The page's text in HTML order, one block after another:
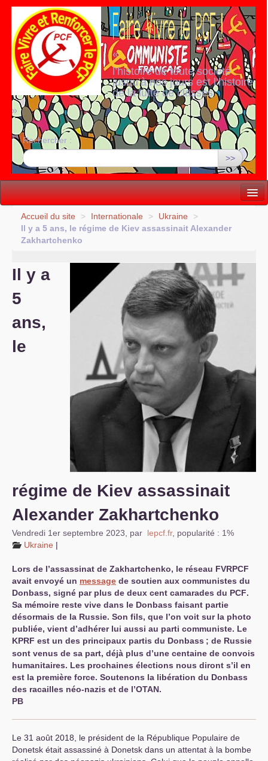
«
l’histoire de toute société
jusqu’à nos jours est l’histoire
de la lutte de classes
»
Rechercher :
>>
Vie politique
Lutter, Unir...
S’organiser
Vie du site
Accueil du site > Internationale > Ukraine
>
Il y a 5 ans, le régime de Kiev assassinait Alexander
Zakhartchenko
Il y a
5
ans,
le
régime de Kiev assassinait
Alexander Zakhartchenko
Vendredi 1er septembre 2023 par lepcf.fr, popularité : 1%
Ukraine |
Lors de l’assassinat de Zakhartchenko, le réseau FVRPCF
avait envoyé un message de soutien aux communistes du
Donbass, signé par plus de deux cent camarades du PCF.
Sa mémoire reste vive dans le Donbass faisant partie
désormais de la Russie. Son fils, que l’on voit sur la photo
publiée, vient d’adhérer lui aussi au parti communiste. Le
KPRF est un des principaux partis du Donbass ; de Russie
sont venus de sa part, déjà plus d’une centaine de convois
humanitaires. Les prochaines élections nous diront s’il en
est la première force. Soutenons la libération du Donbass
des racailles néo-nazis et de l’OTAN.
PB
Le 31 août 2018, le président de la République Populaire de
Donetsk était assassiné à Donetsk dans un attentat à la bombe